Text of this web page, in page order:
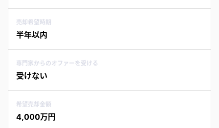
売却希望時期
半年以内
専門家からのオファーを受ける
受けない
希望売却金額
4,000万円